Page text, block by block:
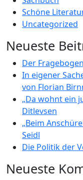
Schöne
Uncategorized
Neueste
Der
In eigener
von Florian
„Da wohnt ein
Ditlevsen
„Beim
Seidl
Die Politik der
Neueste